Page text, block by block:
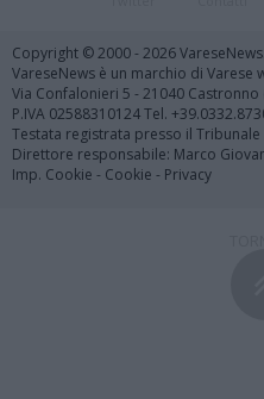
Copyright © 2000 - 2026
VareseNews è un marchio di Varese
Via Confalonieri 5 - 21040 Castronno
P.IVA 02588310124 Tel.
Testata registrata presso il Tribunale
Direttore responsabile: Marco
Imp. Cookie - Cookie - Privacy